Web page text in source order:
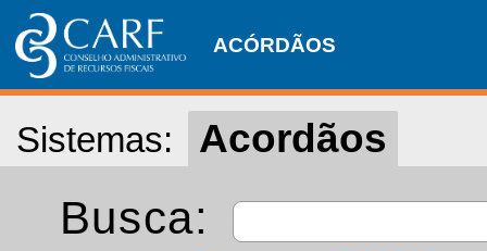
ACÓRDÃOS
Sistemas: Acordãos
Busca: